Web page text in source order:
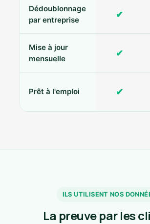
Dédoublonnage
par entreprise
✔
Mise à jour
mensuelle
✔
Prêt à l'emploi ✔
ILS UTILISENT NOS
La preuve par les